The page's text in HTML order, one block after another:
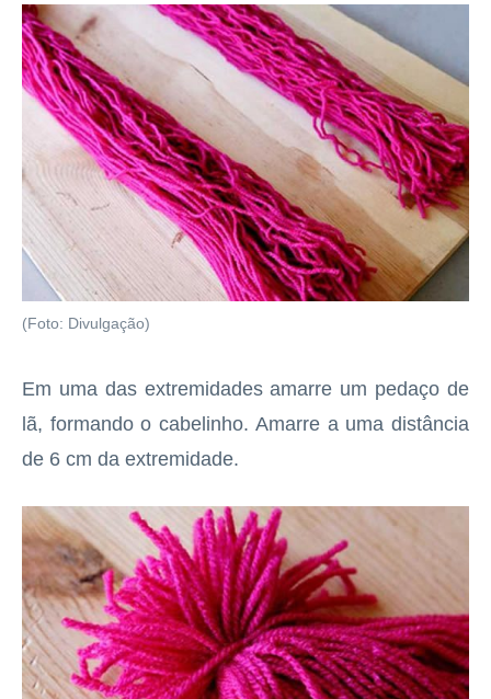
(Foto: Divulgação)
Em uma das extremidades amarre um pedaço de
lã, formando o cabelinho. Amarre a uma distância
de 6 cm da extremidade.